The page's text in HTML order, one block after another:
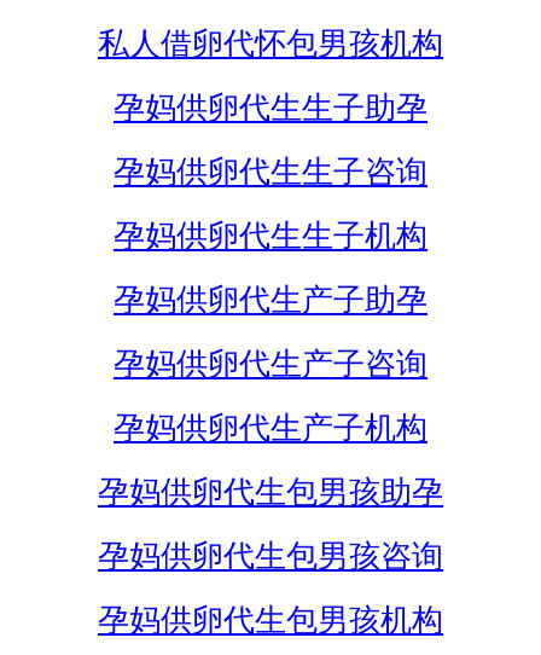
私人借卵代怀包男孩机构
孕妈供卵代生生子助孕
孕妈供卵代生生子咨询
孕妈供卵代生生子机构
孕妈供卵代生产子助孕
孕妈供卵代生产子咨询
孕妈供卵代生产子机构
孕妈供卵代生包男孩助孕
孕妈供卵代生包男孩咨询
孕妈供卵代生包男孩机构